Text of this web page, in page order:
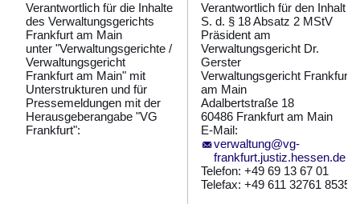
Verantwortlich für die Inhalte
des Verwaltungsgerichts
Frankfurt am Main
unter "Verwaltungsgerichte /
Verwaltungsgericht
Frankfurt am Main" mit
Unterstrukturen und für
Pressemeldungen mit der
Herausgeberangabe "VG
Frankfurt":
Verantwortlich für den Inhalt i.
S. d. § 18 Absatz 2 MStV
Präsident am
Verwaltungsgericht Dr.
Gerster
Verwaltungsgericht Frankfurt
am Main
Adalbertstraße 18
60486 Frankfurt am Main
E-Mail:
verwaltung@vg-
frankfurt.justiz.hessen.de
Telefon: +49 69 13 67 01
Telefax: +49 611 32761 8535